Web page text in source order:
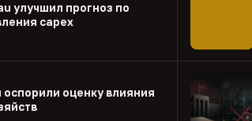
улучшил прогноз по
capex
оценку влияния